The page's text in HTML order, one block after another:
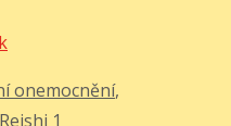
Strašák
roztroušená
onemocnění,
Reishi 1